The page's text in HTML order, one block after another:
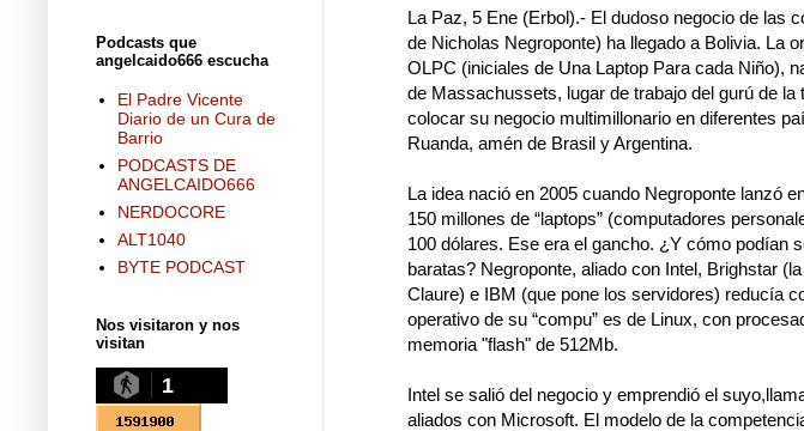
La Paz, 5 Ene (Erbol).- El dudoso negocio de las
de Nicholas Negroponte) ha llegado a Bolivia. La
OLPC (iniciales de Una Laptop Para cada Niño),
de Massachussets, lugar de trabajo del gurú de
colocar su negocio multimillonario en diferentes
Ruanda, amén de Brasil y Argentina.
La idea nació en 2005 cuando Negroponte lanzó
150 millones de “laptops” (computadores
100 dólares. Ese era el gancho. ¿Y cómo podían
baratas? Negroponte, aliado con Intel, Brighstar
Claure) e IBM (que pone los servidores) reducía
operativo de su “compu” es de Linux, con
memoria "flash" de 512Mb.
Intel se salió del negocio y emprendió el
aliados con Microsoft. El modelo de la
Podcasts que
angelcaido666 escucha
El Padre Vicente
Diario de un Cura de
Barrio
PODCASTS DE
ANGELCAIDO666
NERDOCORE
ALT1040
BYTE PODCAST
Nos visitaron y nos
visitan
1